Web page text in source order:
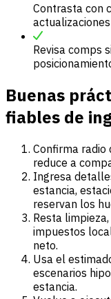
Contrasta con
Revisa comps
Buenas
fiables de
Confirma
reduce a
Ingresa
estancia,
reservan los
Resta
impuestos
neto.
Usa el
escenarios
estancia.